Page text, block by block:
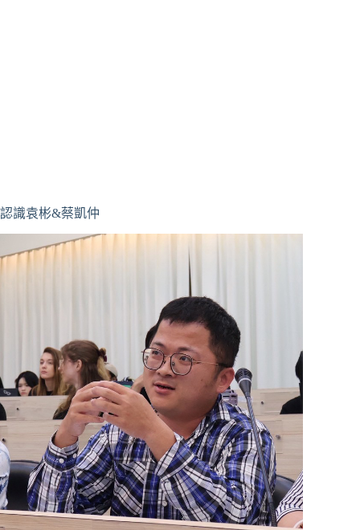
認識袁彬&蔡凱仲